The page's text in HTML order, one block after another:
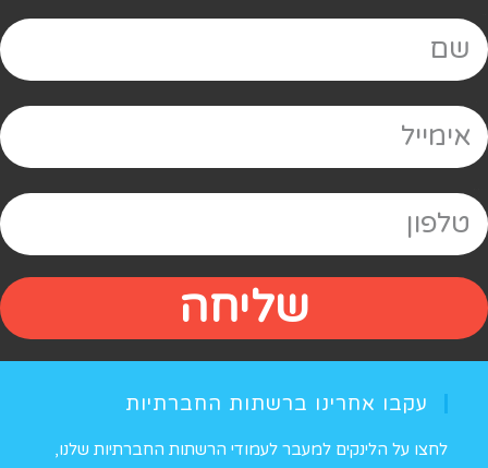
שליחה
עקבו אחרינו ברשתות החברתיות
לחצו על הלינקים למעבר לעמודי הרשתות החברתיות שלנו,